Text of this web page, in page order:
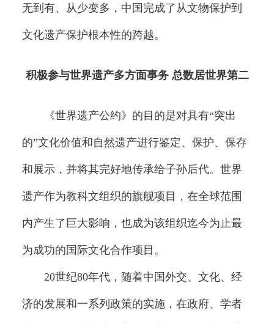
无到有、从少变多，中国完成了从文物保护到
文化遗产保护根本性的跨越。
积极参与世界遗产多方面事务 总数居世界第二
《世界遗产公约》的目的是对具有“突出
的”文化价值和自然遗产进行鉴定、保护、保存
和展示，并将其完好地传承给子孙后代。世界
遗产作为教科文组织的旗舰项目，在全球范围
内产生了巨大影响，也成为该组织迄今为止最
为成功的国际文化合作项目。
20世纪80年代，随着中国外交、文化、经
济的发展和一系列政策的实施，在政府、学者